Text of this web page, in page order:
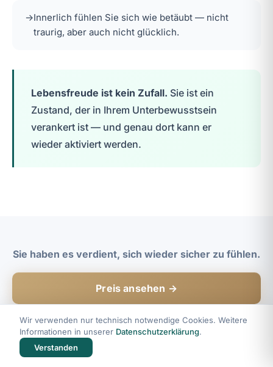
→Innerlich fühlen Sie sich wie betäubt — nicht
traurig, aber auch nicht glücklich.
Lebensfreude ist kein Zufall. Sie ist ein
Zustand, der in Ihrem Unterbewusstsein
verankert ist — und genau dort kann er
wieder aktiviert werden.
Sie haben es verdient, sich wieder sicher zu fühlen.
Preis ansehen →
Wir verwenden nur technisch notwendige Cookies. Weitere
Informationen in unserer Datenschutzerklärung.
Verstanden